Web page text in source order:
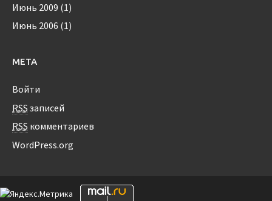
Июнь 2009 (1)
Июнь 2006 (1)
МЕТА
Войти
RSS записей
RSS комментариев
WordPress.org